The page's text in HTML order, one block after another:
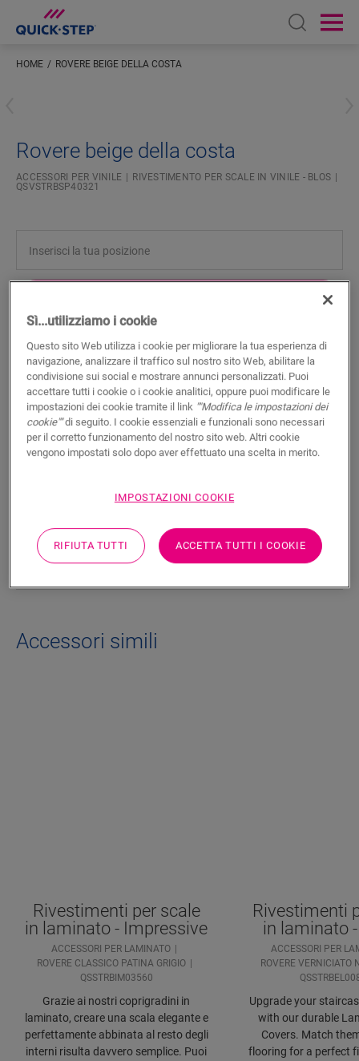
Open
HOME ROVERE BEIGE DELLA COSTA
Rovere beige della costa
ACCESSORI PER VINILE
RIVESTIMENTO PER SCALE IN VINILE - BLOS
QSVSTRBSP40321
Caratteristiche del prodotto
Questo resistente rivestimento per scale in vinile per Alpha
Vinyl completa in modo pulito le tue scale dalla forma
arrotondata. È realizzato con lo stesso decorativo del
pavimento, quindi il colore delle scale si abbina perfettamente
al tuo pavimento. È possibile incollarlo facilmente alla scala
Dimensioni
Documenti
Accessori simili
Rivestimenti per scale
in laminato - Impressive
ACCESSORI PER LAMINATO
ROVERE CLASSICO PATINA GRIGIO
QSSTRBIM03560
Grazie ai nostri coprigradini in
laminato, creare una scala elegante e
perfettamente abbinata al resto degli
interni risulta davvero semplice. Puoi
Rivestimenti
in laminato
ACCESSORI PER
ROVERE VERNICIATO
Upgrade your
with our durable
Covers. Match
flooring for a perfect
Sì...utilizziamo i cookie
Questo sito Web utilizza i cookie per migliorare la tua esperienza di
navigazione, analizzare il traffico sul nostro sito Web, abilitare la
condivisione sui social e mostrare annunci personalizzati. Puoi
accettare tutti i cookie o i cookie analitici, oppure puoi modificare le
impostazioni dei cookie tramite il link ""Modifica le impostazioni dei
cookie""di seguito. I cookie essenziali e funzionali sono necessari
per il corretto funzionamento del nostro sito web. Altri cookie
vengono impostati solo dopo aver effettuato una scelta in merito.
IMPOSTAZIONI COOKIE
RIFIUTA TUTTI ACCETTA TUTTI I COOKIE